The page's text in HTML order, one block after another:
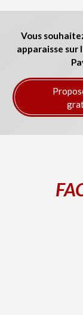
Vous
apparaisse sur